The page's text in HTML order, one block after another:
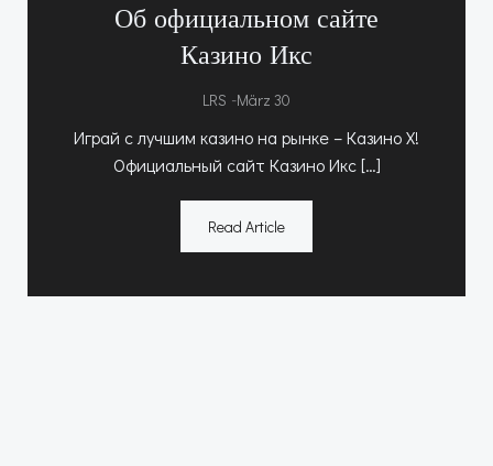
Об официальном сайте
Казино Икс
LRS -März 30
Играй с лучшим казино на рынке – Казино Х!
Официальный сайт Казино Икс […]
Read Article